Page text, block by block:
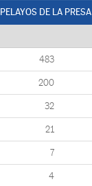
DE LA PRESA
483
200
32
21
7
4